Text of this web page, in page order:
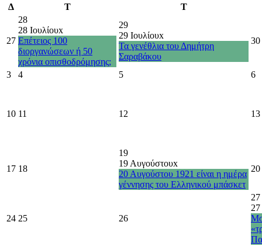
Δ Τ Τ
27
28
28 Ιουλίουx
Επέτειος 100
διοργανώσεων ή 50
χρόνια οπισθοδρόμησης;
29
29 Ιουλίουx
Τα γενέθλια του Δημήτρη
Σαραβάκου
30
3 4 5 6
10 11 12 13
17 18
19
19 Αυγούστουx
20 Αυγούστου 1921 είναι η ημέρα
γέννησης του Ελληνικού μπάσκετ
20
24 25 26
27